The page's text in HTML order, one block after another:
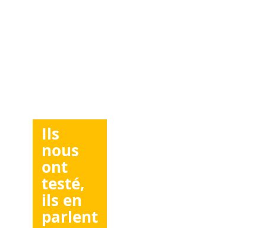
Ils
nous
ont
testé,
ils en
parlent